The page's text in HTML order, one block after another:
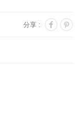
分享 :